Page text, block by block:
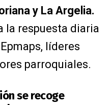
y La Argelia.
la respuesta diaria
líderes
parroquiales.
se recoge